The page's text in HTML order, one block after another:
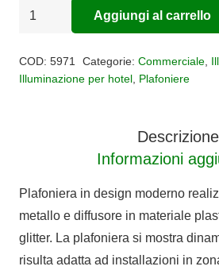
Plafoniera
II
Aggiungi al carrello
COD: 5971 Categorie: Commerciale,
Illuminazione per hotel Plafoniere
Descrizione
Informazioni
Plafoniera in design moderno
metallo e diffusore in materiale
glitter. La plafoniera si mostra
risulta adatta ad installazioni in